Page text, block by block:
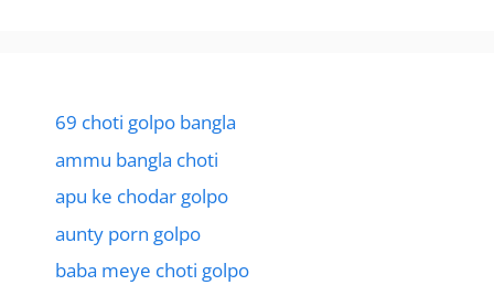
69 choti golpo bangla
ammu bangla choti
apu ke chodar golpo
aunty porn golpo
baba meye choti golpo